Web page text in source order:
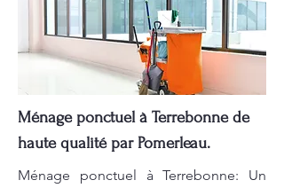
Ménage ponctuel à Terrebonne de
haute qualité par Pomerleau.
Ménage ponctuel à Terrebonne: Un